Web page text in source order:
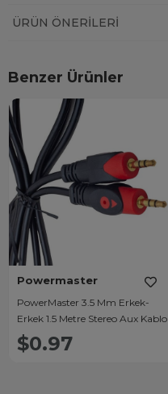
ÜRÜN ÖNERILERI
Benzer Ürünler
Powermaster
PowerMaster 3.5 Mm Erkek-
Erkek 1.5 Metre Stereo Aux Kablo
$0.97